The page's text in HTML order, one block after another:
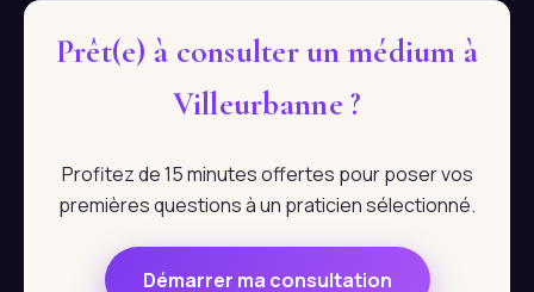
Prêt(e) à consulter un médium à
Villeurbanne ?
Profitez de 15 minutes offertes pour poser vos
premières questions à un praticien sélectionné.
Démarrer ma consultation